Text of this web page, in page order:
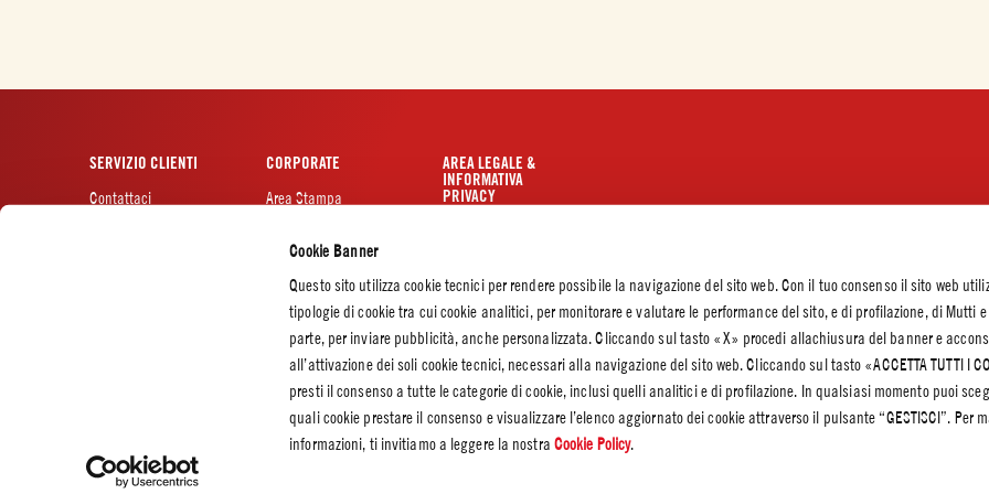
Cookie Banner
Questo sito utilizza cookie tecnici per rendere possibile la navigazione del sito web. Con il tuo consenso il sito web
tipologie di cookie tra cui cookie analitici, per monitorare e valutare le performance del sito, e di profilazione, di Mutti
parte, per inviare pubblicità, anche personalizzata. Cliccando sul tasto «X» procedi allachiusura del banner e
all’attivazione dei soli cookie tecnici, necessari alla navigazione del sito web. Cliccando sul tasto «ACCETTA TUTTI I
presti il consenso a tutte le categorie di cookie, inclusi quelli analitici e di profilazione. In qualsiasi momento puoi
quali cookie prestare il consenso e visualizzare l’elenco aggiornato dei cookie attraverso il pulsante “GESTISCI”. Per
informazioni, ti invitiamo a leggere la nostra Cookie Policy.
SERVIZIO CLIENTI
Contattaci
CORPORATE
Area Stampa
Codice etico
Lavora con noi
Sostenibilità
Il Fotovoltaico a
Fiordagosto
Progetto di
Ampliamento
Fiordagosto
Whistleblowing
AREA LEGALE &
INFORMATIVA
PRIVACY
Impostazioni Cookie